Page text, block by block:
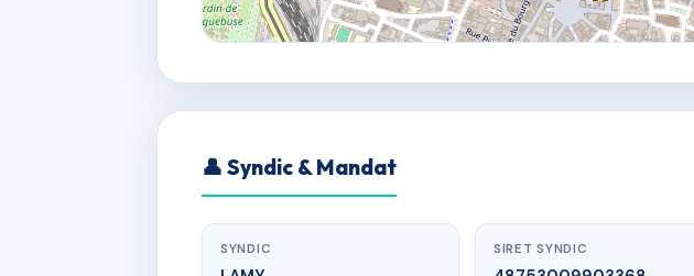
👤 Syndic & Mandat
SYNDIC SIRET SYNDIC